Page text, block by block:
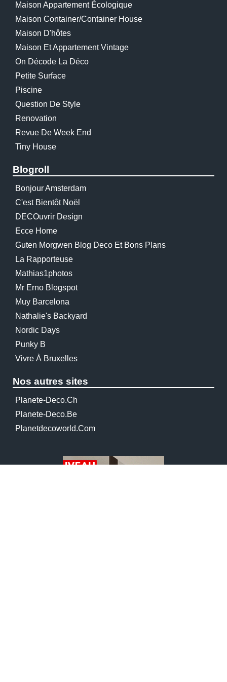
Maison Appartement Écologique
Maison Container/container House
Maison D'hôtes
Maison Et Appartement Vintage
On Décode La Déco
Petite Surface
Piscine
Question De Style
Renovation
Revue De Week End
Tiny House
Blogroll
Bonjour Amsterdam
C'est Bientôt Noël
DECOuvrir Design
Ecce Home
Guten Morgwen Blog Deco Et Bons Plans
La Rapporteuse
Mathias1photos
Mr Erno Blogspot
Muy Barcelona
Nathalie's Backyard
Nordic Days
Punky B
Vivre À Bruxelles
Nos autres sites
Planete-Deco.ch
Planete-Deco.be
Planetdecoworld.com